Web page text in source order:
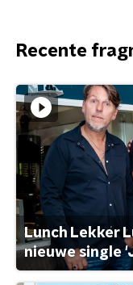
Recente
Lunch Lekker
nieuwe single